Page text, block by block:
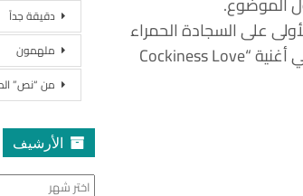
على السجادة الحمراء
في حفل “ميت غالا” الأخير، لكنهما التقيا لأول مرة عام 2011 حيث تعاونا في أغنية “Cockiness Love
دقيقة جداً
ملهمون
من “نص”
الأرشيف
الأرشيف